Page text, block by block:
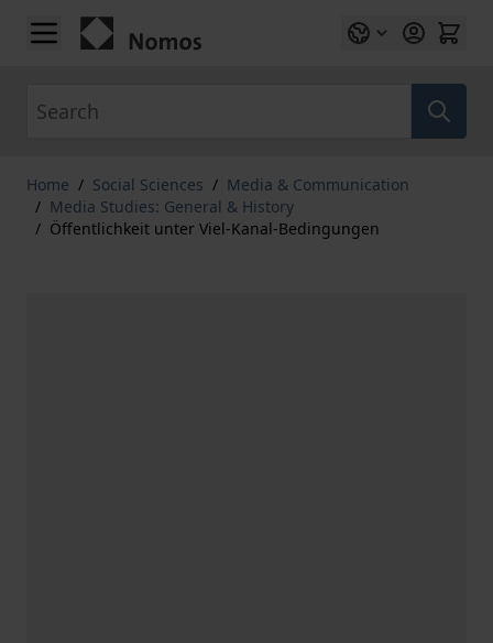
Skip to Content
Home / Social Sciences / Media & Communication
/ Media Studies: General & History
/ Öffentlichkeit unter Viel-Kanal-Bedingungen